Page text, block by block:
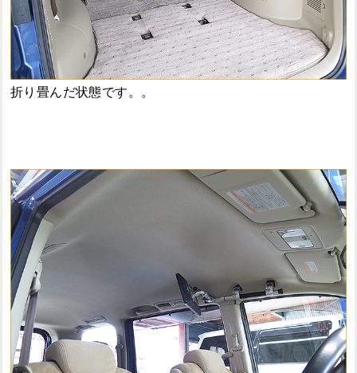
折り畳んだ状態です。。